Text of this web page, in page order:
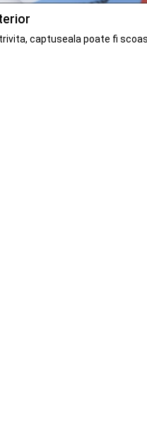
captuseala poate fi